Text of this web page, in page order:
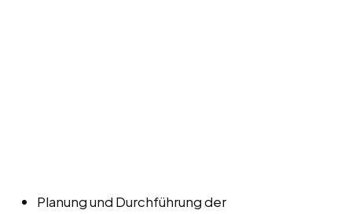
Planung und Durchführung der